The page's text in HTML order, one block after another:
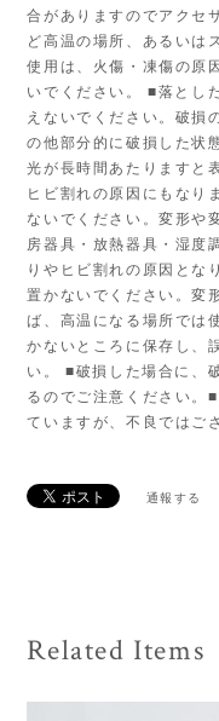
合がありますのでアクセ
ど高温の場所、あるいは
使用は、火傷・凍傷の原
いでください。 ■落とし
えないでください。破損
の他部分的に破損した状
光が長時間あたりますと
ヒビ割れの原因にもなり
ないでください。変形や
房器具・放熱器具・湿度
りやヒビ割れの原因とな
置かないでください。変
ば、高温になる場所では
かないところに保存し、
い。 ■破損した場合に、
るのでご注意ください。
ていますが、不良ではご
通報する
Related Items